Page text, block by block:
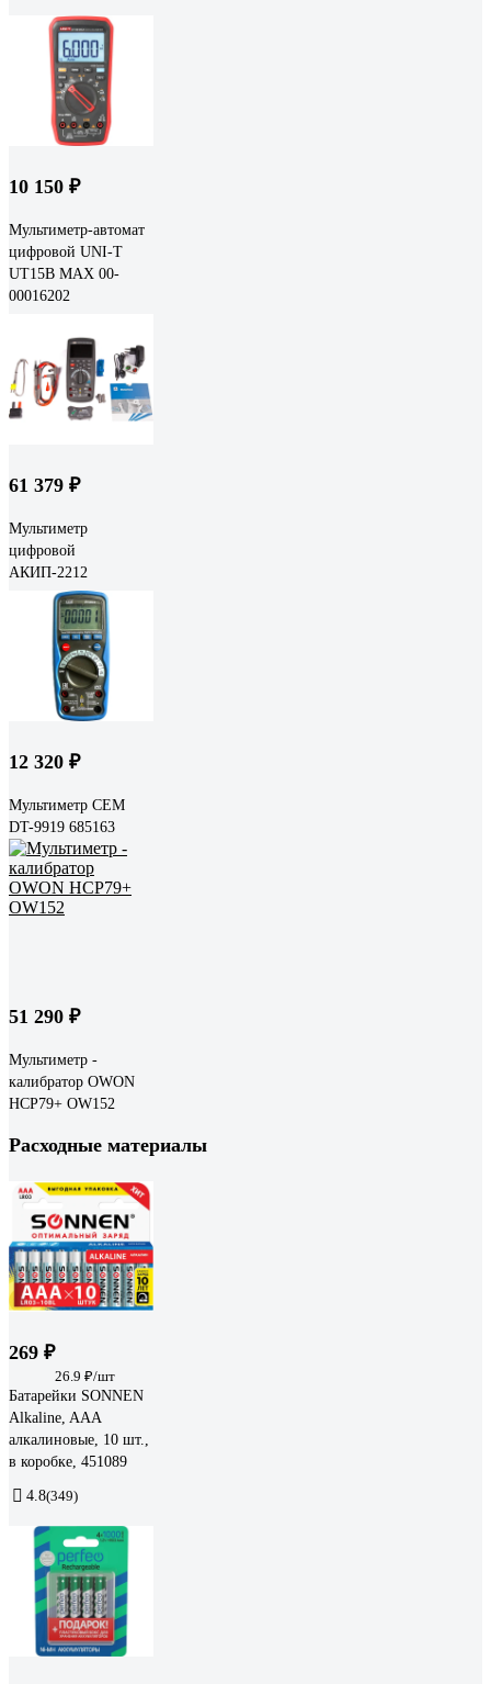
10 150 ₽
Мультиметр-автомат
цифровой UNI-T
UT15B MAX 00-
00016202
61 379 ₽
Мультиметр
цифровой
АКИП-2212
12 320 ₽
Мультиметр СЕМ
DT-9919 685163
51 290 ₽
Мультиметр -
калибратор OWON
HCP79+ OW152
Расходные материалы
269 ₽
26.9 ₽/шт
Батарейки SONNEN
Alkaline, AAA
алкалиновые, 10 шт.,
в коробке, 451089
4.8(349)